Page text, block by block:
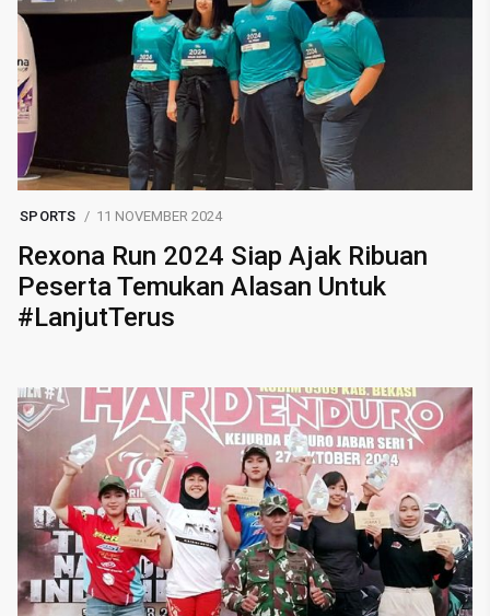
SPORTS 11 NOVEMBER 2024
Rexona Run 2024 Siap Ajak Ribuan
Peserta Temukan Alasan Untuk
#LanjutTerus